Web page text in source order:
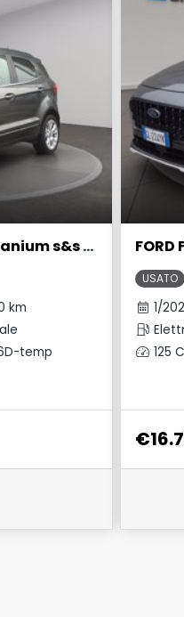
FORD Ecosport 1.0 ecoboost titanium s&s 125cv my20.25
km
temp
USATO
1/
125